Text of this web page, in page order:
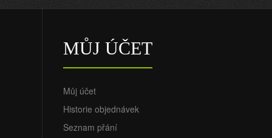
Luis Suarez
Atlético Madrid Luis Suarez
70,55€ 29,88€
MŮJ ÚČET
Můj účet
Historie objednávek
Seznam přání